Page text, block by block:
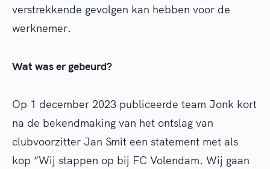
verstrekkende gevolgen kan hebben voor de
werknemer.
Wat was er gebeurd?
Op 1 december 2023 publiceerde team Jonk kort
na de bekendmaking van het ontslag van
clubvoorzitter Jan Smit een statement met als
kop “Wij stappen op bij FC Volendam. Wij gaan